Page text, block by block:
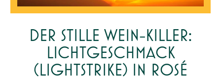
DER STILLE WEIN-KILLER:
LICHTGESCHMACK
(LIGHTSTRIKE) IN ROSÉ